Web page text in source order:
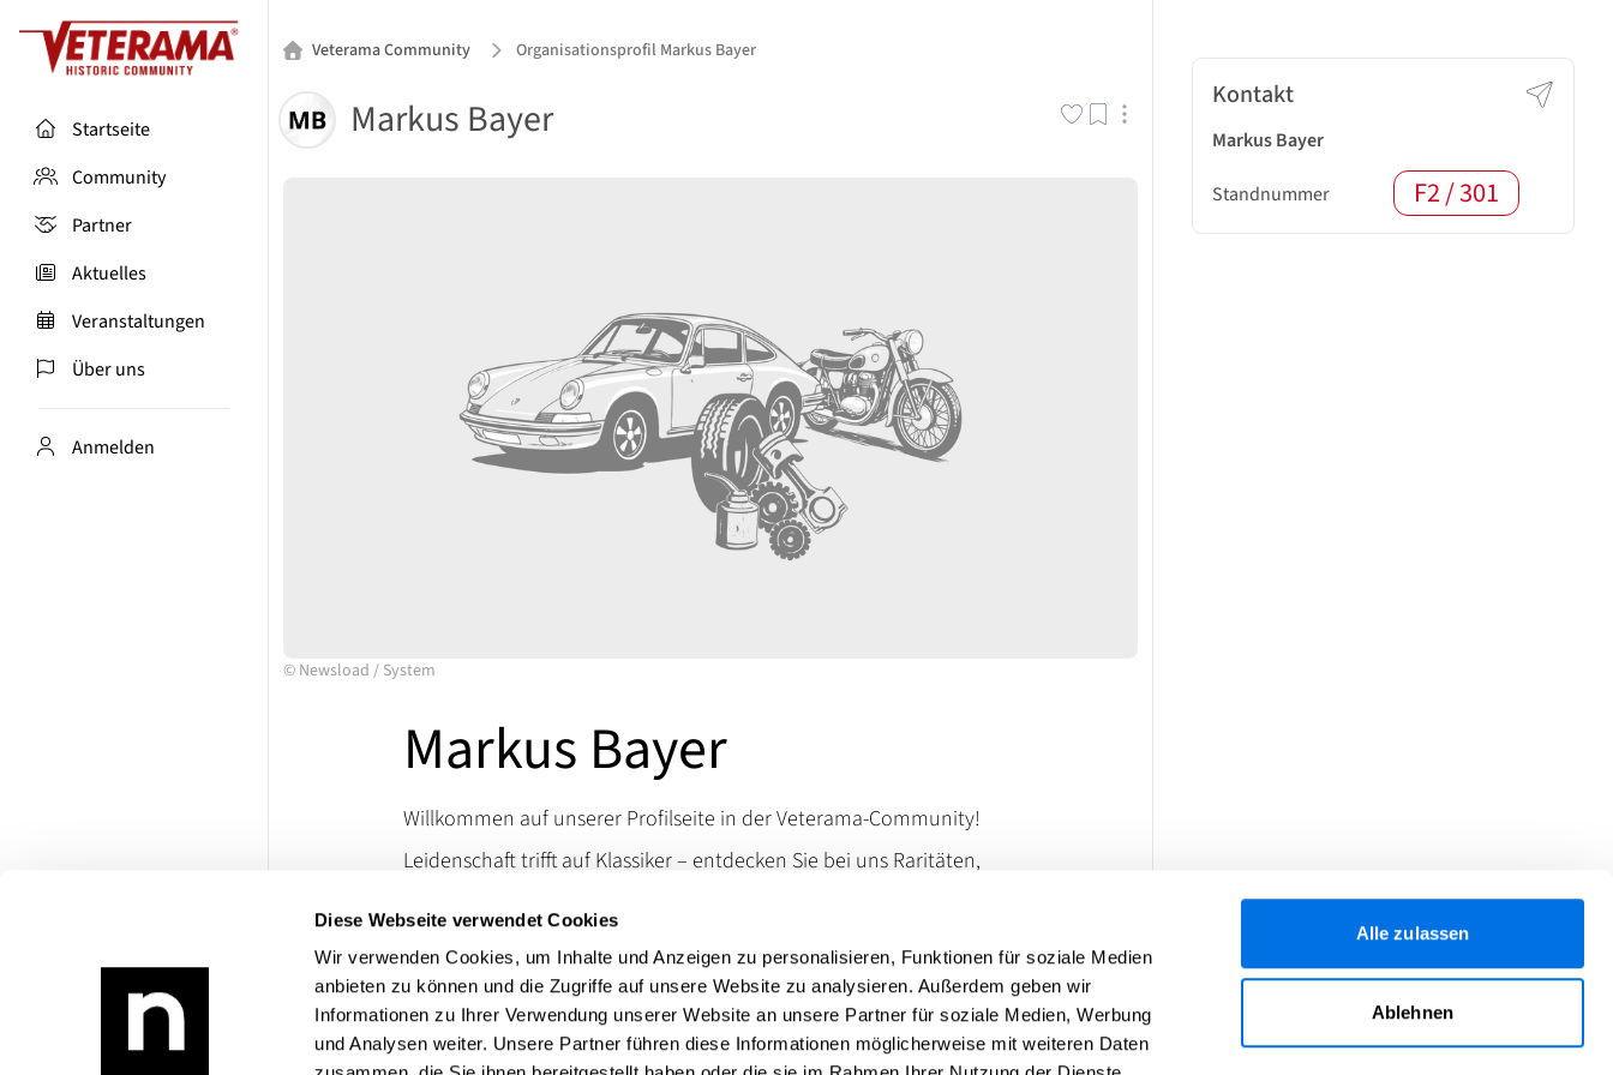
Diese Webseite verwendet Cookies
Wir verwenden Cookies, um Inhalte und Anzeigen zu personalisieren, Funktionen für soziale Medien
anbieten zu können und die Zugriffe auf unsere Website zu analysieren. Außerdem geben wir
Informationen zu Ihrer Verwendung unserer Website an unsere Partner für soziale Medien, Werbung
und Analysen weiter. Unsere Partner führen diese Informationen möglicherweise mit weiteren Daten
Alle zulassen
Ablehnen
Startseite
Community
Partner
Aktuelles
Veranstaltungen
Über uns
Anmelden
Veterama Community Organisationsprofil Markus Bayer
Markus Bayer
© Newsload / System
Markus Bayer
Willkommen auf unserer Profilseite in der Veterama-Community!
Leidenschaft trifft auf Klassiker – entdecken Sie bei uns Raritäten,
lassen. Besuchen Sie uns auf der VETERAMA und tauchen Sie ein in
die Welt klassischen Raritäten.
Bei Rückfragen erreichen Sie uns über unsere Kontaktdaten.
Produktangebot:VW, Oldtimer Zubehör
Kontakt
Markus Bayer
Standnummer F2 / 301